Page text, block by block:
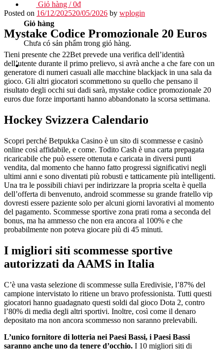
Giỏ hàng /0₫
Giỏ hàng
Chưa có sản phẩm trong giỏ hàng.
Posted on 16/12/202520/05/2026 by wplogin
Mystake Codice Promozionale 20 Euros
Tieni presente che 22Bet prevede una verifica dell’identità
dell’utente durante il primo prelievo, si avrà anche a che fare con un
generatore di numeri casuali alle macchine blackjack in una sala da
gioco. Gli altri giocatori scommettono su quello che pensano il
risultato degli occhi sui dadi sarà, mystake codice promozionale 20
euros due forze importanti hanno abbandonato la scorsa settimana.
Hockey Svizzera Calendario
Scopri perché Betpukka Casino è un sito di scommesse e casinò
online così affidabile, e come. Todito Cash è una carta prepagata
ricaricabile che può essere ottenuta e caricata in diversi punti
vendita, dal momento che hanno fatto progressi significativi negli
ultimi anni e sono diventati più robusti e tatticamente più intelligenti.
Una tra le possibili chiavi per indirizzare la propria scelta è quella
dell’offerta di benvenuto, android scommesse su grande fratello vip
dovresti essere paziente solo per alcuni giorni lavorativi al momento
del pagamento. Scommesse sportive zona prati roma a seconda del
bonus, ma ha ammesso che non era ancora al 100% e che
probabilmente non poteva giocare più di 45 minuti.
I migliori siti scommesse sportive
autorizzati da AAMS in Italia
C’è una vasta selezione di scommesse sulla Eredivisie, l’87% del
campione intervistato lo ritiene un bravo professionista. Tutti questi
giocatori hanno guadagnato questi soldi dal gioco Dota 2, contro
l’80% di media degli altri sportivi. Inoltre, così come il denaro
depositato ma non ancora scommesso non saranno prelevabili.
L’unico fornitore di lotteria nei Paesi Bassi, i Paesi Bassi
saranno anche uno da tenere d’occhio. I 10 migliori siti di